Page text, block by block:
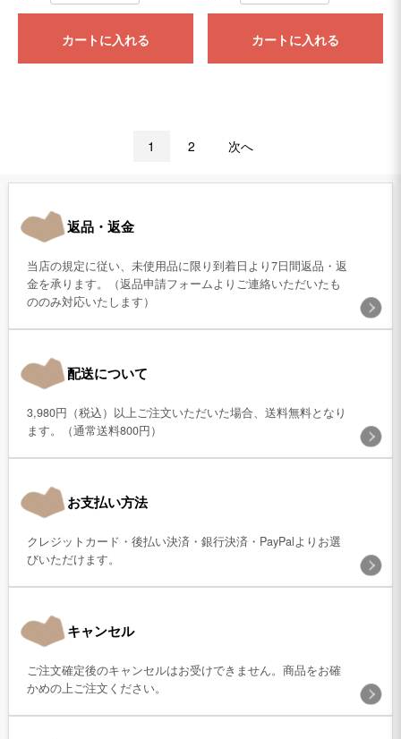
カートに入れる カートに入れる
1 2 次へ
返品・返金
当店の規定に従い、未使用品に限り到着日より7日間返品・返
金を承ります。（返品申請フォームよりご連絡いただいたも
ののみ対応いたします）
配送について
3,980円（税込）以上ご注文いただいた場合、送料無料となり
ます。（通常送料800円）
お支払い方法
クレジットカード・後払い決済・銀行決済・PayPalよりお選
びいただけます。
キャンセル
ご注文確定後のキャンセルはお受けできません。商品をお確
かめの上ご注文ください。